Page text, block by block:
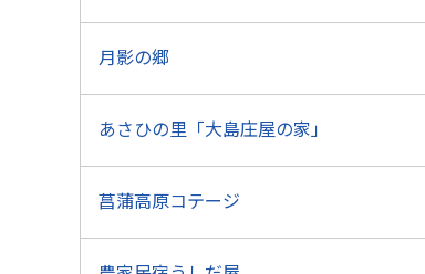
月影の郷
あさひの里「大島庄屋の家」
菖蒲高原コテージ